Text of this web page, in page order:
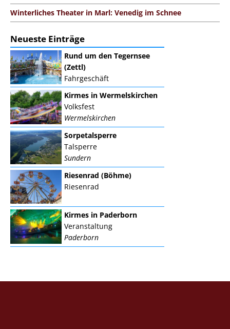
Winterliches Theater in Marl: Venedig im Schnee
Neueste Einträge
Rund um den Tegernsee
(Zettl)
Fahrgeschäft
Kirmes in Wermelskirchen
Volksfest
Wermelskirchen
Sorpetalsperre
Talsperre
Sundern
Riesenrad (Böhme)
Riesenrad
Kirmes in Paderborn
Veranstaltung
Paderborn